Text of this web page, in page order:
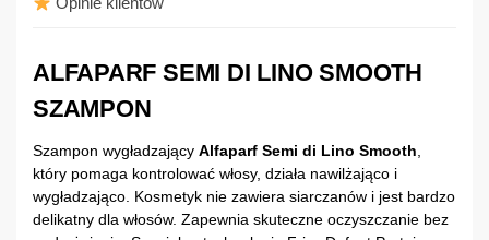
ALFAPARF SEMI DI LINO SMOOTH
SZAMPON
Szampon wygładzający Alfaparf Semi di Lino Smooth,
który pomaga kontrolować włosy, działa nawilżająco i
wygładzająco. Kosmetyk nie zawiera siarczanów i jest bardzo
delikatny dla włosów. Zapewnia skuteczne oczyszczanie bez